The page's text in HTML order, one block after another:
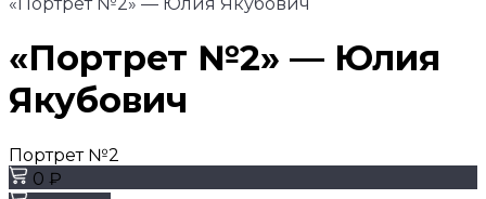
«Портрет №2» — Юлия
Якубович
Портрет №2
0 ₽